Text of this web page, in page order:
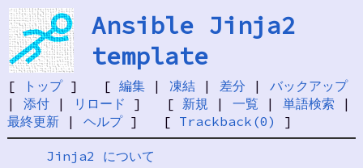
Ansible Jinja2
template
[ トップ] [ 編集| 凍結| 差分 | バックアップ
| 添付| リロード ] [ 新規 | 一覧 | 単語検索 |
最終更新| ヘルプ] [ Trackback(0) ]
Jinja2 について